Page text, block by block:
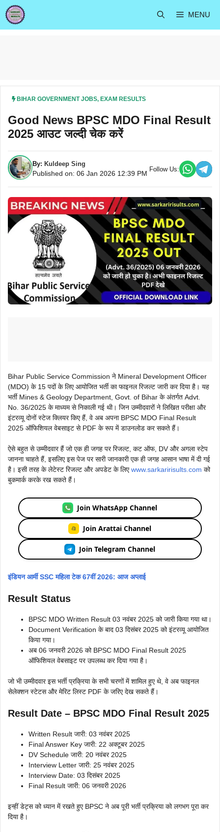
Skip
to
content
MENU
BIHAR GOVERNMENT JOBS, EXAM RESULTS
Good News BPSC MDO Final Result
2025 आउट जल्दी चेक करें
By: Kuldeep Sing
Published on: 06 Jan 2026 12:39 PM
Follow Us:
Bihar Public Service Commission ने Mineral Development Officer
(MDO) के 15 पदों के लिए आयोजित भर्ती का फाइनल रिजल्ट जारी कर दिया है। यह
भर्ती Mines & Geology Department, Govt. of Bihar के अंतर्गत Advt.
No. 36/2025 के माध्यम से निकाली गई थी। जिन उम्मीदवारों ने लिखित परीक्षा और
इंटरव्यू दोनों स्टेज क्लियर किए हैं, वे अब अपना BPSC MDO Final Result
2025 ऑफिशियल वेबसाइट से PDF के रूप में डाउनलोड कर सकते हैं।
ऐसे बहुत से उम्मीदवार हैं जो एक ही जगह पर रिजल्ट, कट ऑफ, DV और अगला स्टेप
जानना चाहते हैं, इसलिए इस पेज पर सारी जानकारी एक ही जगह आसान भाषा में दी गई
है। इसी तरह के लेटेस्ट रिजल्ट और अपडेट के लिएwww.sarkaririsults.com को
बुकमार्क करके रख सकते हैं।
Join WhatsApp Channel
Join Arattai Channel
Join Telegram Channel
इंडियन आर्मी SSC महिला टेक 67वीं 2026: आज अप्लाई
Result Status
BPSC MDO Written Result 03 नवंबर 2025 को जारी किया गया था।
Document Verification के बाद 03 दिसंबर 2025 को इंटरव्यू आयोजित
किया गया।
अब 06 जनवरी 2026 को BPSC MDO Final Result 2025
ऑफिशियल वेबसाइट पर उपलब्ध कर दिया गया है।
जो भी उम्मीदवार इस भर्ती प्रक्रिया के सभी चरणों में शामिल हुए थे, वे अब फाइनल
सेलेक्शन स्टेटस और मेरिट लिस्ट PDF के जरिए देख सकते हैं।
Result Date – BPSC MDO Final Result 2025
Written Result जारी: 03 नवंबर 2025
Final Answer Key जारी: 22 अक्टूबर 2025
DV Schedule जारी: 20 नवंबर 2025
Interview Letter जारी: 25 नवंबर 2025
Interview Date: 03 दिसंबर 2025
Final Result जारी: 06 जनवरी 2026
इन्हीं डेट्स को ध्यान में रखते हुए BPSC ने अब पूरी भर्ती प्रक्रिया को लगभग पूरा कर
दिया है।